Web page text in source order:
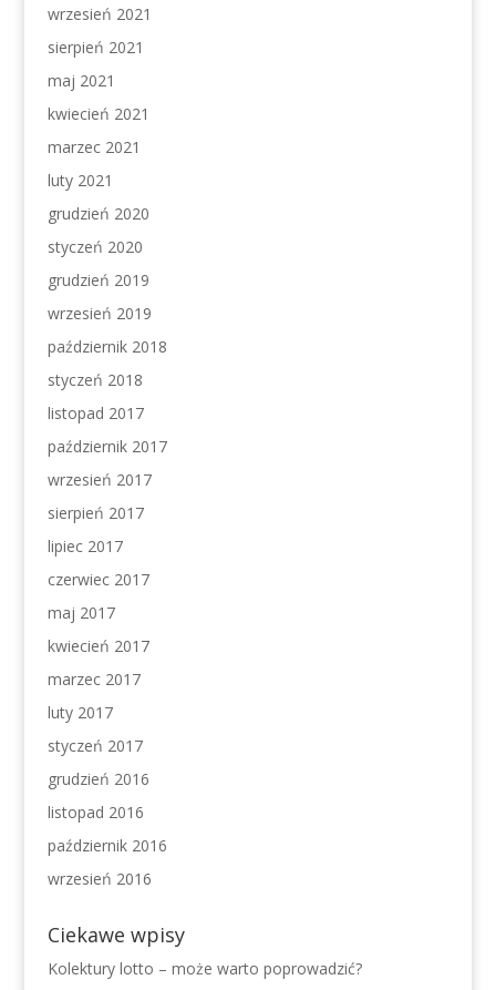
wrzesień 2021
sierpień 2021
maj 2021
kwiecień 2021
marzec 2021
luty 2021
grudzień 2020
styczeń 2020
grudzień 2019
wrzesień 2019
październik 2018
styczeń 2018
listopad 2017
październik 2017
wrzesień 2017
sierpień 2017
lipiec 2017
czerwiec 2017
maj 2017
kwiecień 2017
marzec 2017
luty 2017
styczeń 2017
grudzień 2016
listopad 2016
październik 2016
wrzesień 2016
Ciekawe wpisy
Kolektury lotto – może warto poprowadzić?